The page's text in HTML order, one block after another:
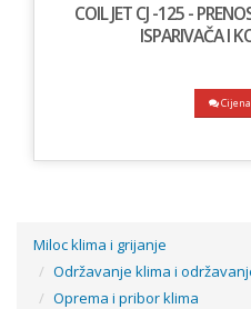
COIL JET CJ -125 -
ISPARIVAČA I
Miloc klima i grijanje
Održavanje klima i
Oprema i pribor klima